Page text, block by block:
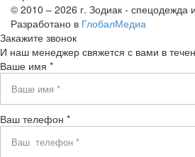
© 2010 – 2026 г. Зодиак - спецодежда
Разработано в ГлобалМедиа
Закажите звонок
И наш менеджер свяжется с вами в
Ваше имя *
Ваш телефон *